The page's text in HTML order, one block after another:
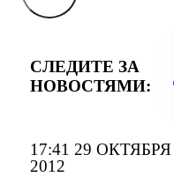
17:41 29 ОКТЯБРЯ
2012
СЛЕДИТЕ ЗА
НОВОСТЯМИ: